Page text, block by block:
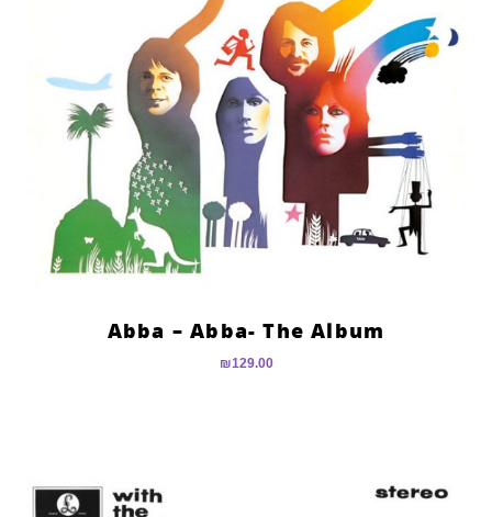
Abba – Abba- The Album
₪129.00